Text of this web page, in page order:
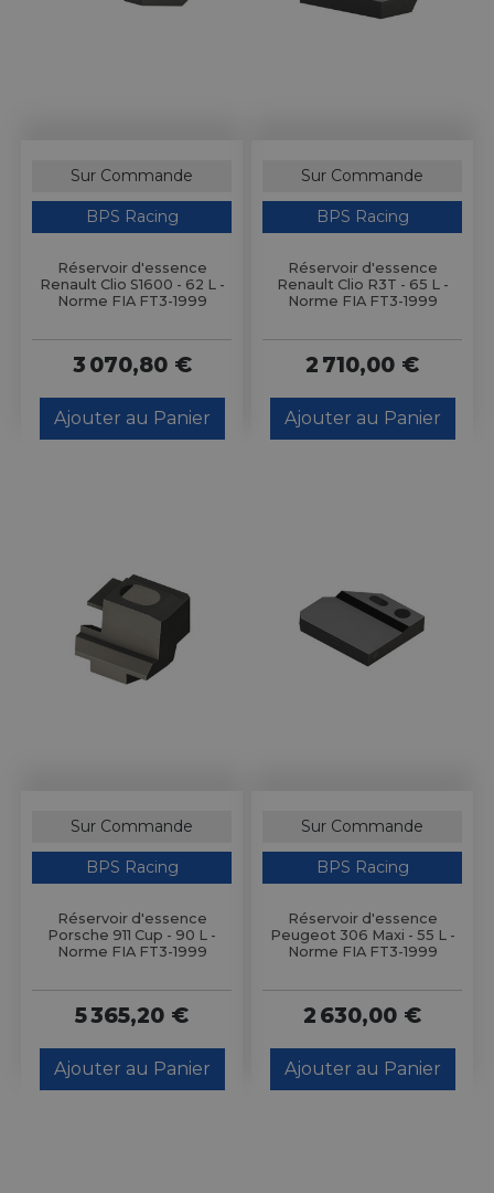
Sur Commande
BPS Racing
Réservoir d'essence
Renault Clio S1600 - 62 L -
Norme FIA FT3-1999
3 070,80 €
Ajouter au Panier
Sur Commande
BPS Racing
Réservoir d'essence
Renault Clio R3T - 65 L -
Norme FIA FT3-1999
2 710,00 €
Ajouter au Panier
Sur Commande
BPS Racing
Réservoir d'essence
Porsche 911 Cup - 90 L -
Norme FIA FT3-1999
5 365,20 €
Ajouter au Panier
Sur Commande
BPS Racing
Réservoir d'essence
Peugeot 306 Maxi - 55 L -
Norme FIA FT3-1999
2 630,00 €
Ajouter au Panier